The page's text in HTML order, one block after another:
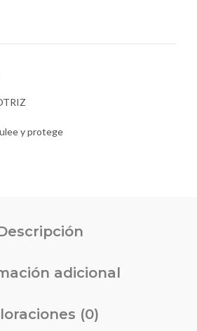
y protege
adicional
(0)